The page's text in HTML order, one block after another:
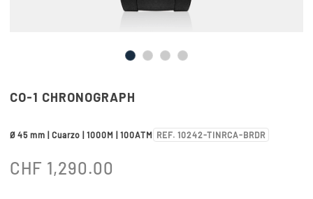
CO-1 CHRONOGRAPH
Ø 45 mm | Cuarzo | 1000M | 100ATM REF. 10242-TINRCA-BRDR
CHF 1,290.00